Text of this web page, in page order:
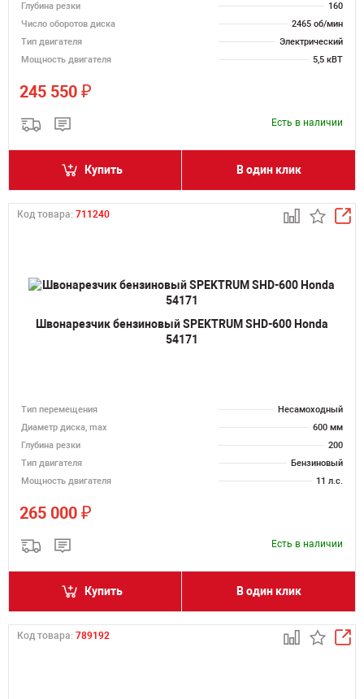
Глубина резки
160
Число оборотов диска
2465 об/мин
Тип двигателя
Электрический
Мощность двигателя
5,5 кВТ
245 550 ₽
Есть в наличии
Купить В один клик
Код товара: 711240
Швонарезчик бензиновый SPEKTRUM SHD-600 Honda
54171
Тип перемещения
Несамоходный
Диаметр диска, max
600 мм
Глубина резки
200
Тип двигателя
Бензиновый
Мощность двигателя
11 л.с.
265 000 ₽
Есть в наличии
Купить В один клик
Код товара: 789192